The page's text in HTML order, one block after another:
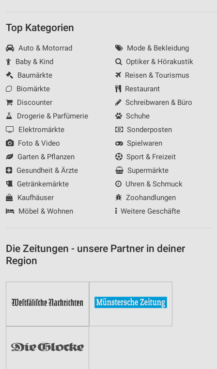
Top Kategorien
Auto & Motorrad
Baby & Kind
Baumärkte
Biomärkte
Discounter
Drogerie & Parfümerie
Elektromärkte
Foto & Video
Garten & Pflanzen
Gesundheit & Ärzte
Getränkemärkte
Kaufhäuser
Möbel & Wohnen
Mode & Bekleidung
Optiker & Hörakustik
Reisen & Tourismus
Restaurant
Schreibwaren & Büro
Schuhe
Sonderposten
Spielwaren
Sport & Freizeit
Supermärkte
Uhren & Schmuck
Zoohandlungen
Weitere Geschäfte
Die Zeitungen - unsere Partner in deiner
Region